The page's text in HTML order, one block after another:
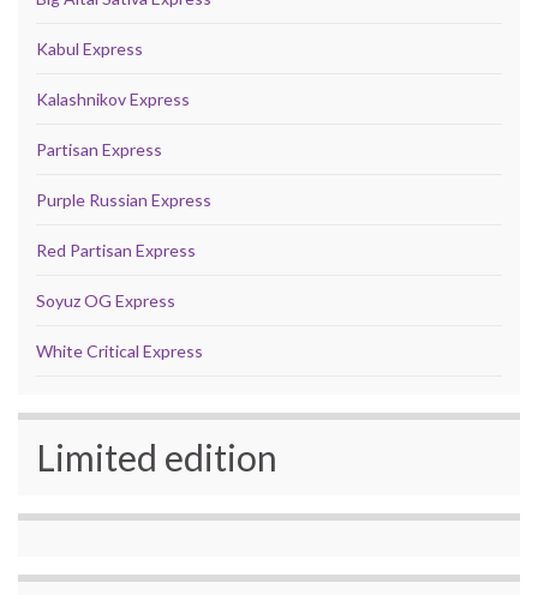
Kabul Express
Kalashnikov Express
Partisan Express
Purple Russian Express
Red Partisan Express
Soyuz OG Express
White Critical Express
Limited edition